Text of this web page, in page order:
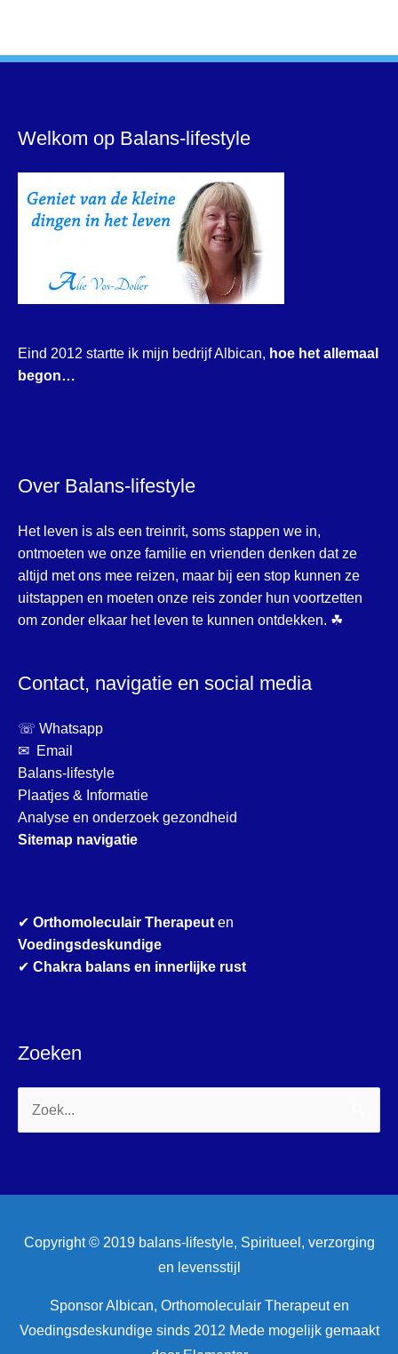
Welkom op Balans-lifestyle
Eind 2012 startte ik mijn bedrijf Albican, hoe het allemaal
begon…
Over Balans-lifestyle
Het leven is als een treinrit, soms stappen we in,
ontmoeten we onze familie en vrienden denken dat ze
altijd met ons mee reizen, maar bij een stop kunnen ze
uitstappen en moeten onze reis zonder hun voortzetten
om zonder elkaar het leven te kunnen ontdekken. ☘
Contact, navigatie en social media
☏ Whatsapp
✉ Email
Balans-lifestyle
Plaatjes & Informatie
Analyse en onderzoek gezondheid
Sitemap navigatie
✔ Orthomoleculair Therapeuten
Voedingsdeskundige
✔ Chakra balans en innerlijke rust
Zoeken
Zoek
naar:
Copyright © 2019 balans-lifestyle, Spiritueel, verzorging
en levensstijl
Sponsor Albican, Orthomoleculair Therapeut en
Voedingsdeskundige sinds 2012 Mede mogelijk gemaakt